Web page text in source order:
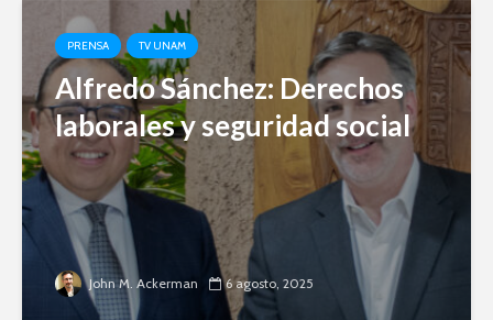
PRENSA TV UNAM
Alfredo Sánchez: Derechos
laborales y seguridad social
John M. Ackerman 6 agosto, 2025